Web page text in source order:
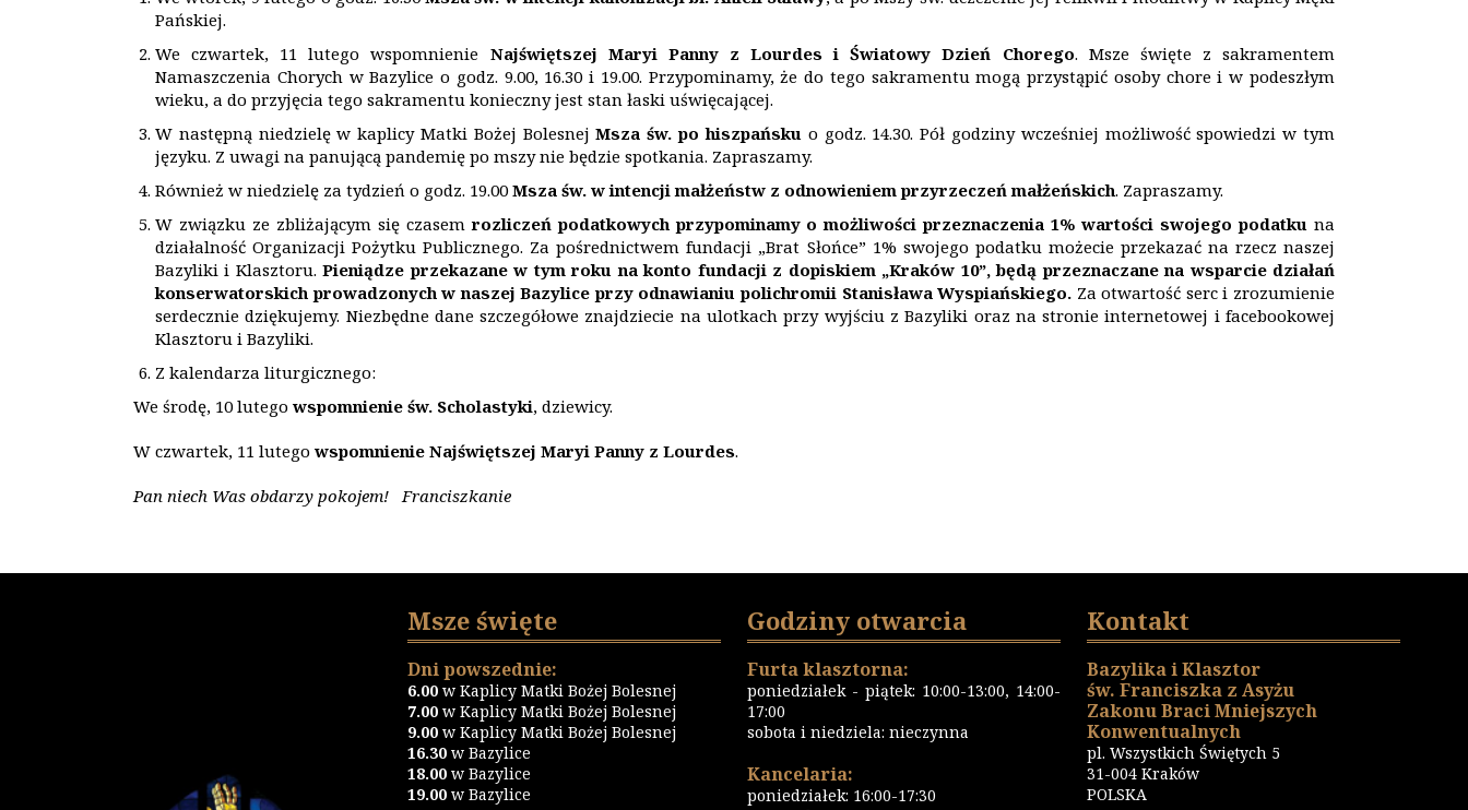
Pańskiej.
We czwartek, 11 lutego wspomnienie Najświętszej Maryi Panny z Lourdes i Światowy Dzień Chorego. Msze święte z sakramentem
Namaszczenia Chorych w Bazylice o godz. 9.00, 16.30 i 19.00. Przypominamy, że do tego sakramentu mogą przystąpić osoby chore i w podeszłym
wieku, a do przyjęcia tego sakramentu konieczny jest stan łaski uświęcającej.
W następną niedzielę w kaplicy Matki Bożej BolesnejMsza św. po hiszpańskuo godz. 14.30. Pół godziny wcześniej możliwość spowiedzi w tym
języku. Z uwagi na panującą pandemię po mszy nie będzie spotkania. Zapraszamy.
Również w niedzielę za tydzień o godz. 19.00 Msza św. w intencji małżeństw z odnowieniem przyrzeczeń małżeńskich. Zapraszamy.
W związku ze zbliżającym się czasemrozliczeńpodatkowych przypominamy o możliwości przeznaczenia 1% wartości swojego podatku na
działalność Organizacji Pożytku Publicznego. Za pośrednictwem fundacji „Brat Słońce” 1% swojego podatku możecie przekazać na rzecz naszej
Bazyliki i Klasztoru.Pieniądze przekazane w tym roku na konto fundacji z dopiskiem „Kraków 10”, będąprzeznaczane na wsparcie działań
konserwatorskich prowadzonych w naszej Bazylice przy odnawianiu polichromii Stanisława Wyspiańskiego. Za otwartość serc i zrozumienie
serdecznie dziękujemy. Niezbędne dane szczegółowe znajdziecie na ulotkach przy wyjściu z Bazyliki oraz na stronie internetowej i facebookowej
Klasztoru i Bazyliki.
Z kalendarza liturgicznego:
We środę, 10 lutego wspomnienie św. Scholastyki, dziewicy.
W czwartek, 11 lutego wspomnienie Najświętszej Maryi Panny z Lourdes.
Pan niech Was obdarzy pokojem! Franciszkanie
Msze święte
Dni powszednie:
6.00 w Kaplicy Matki Bożej Bolesnej
7.00 w Kaplicy Matki Bożej Bolesnej
9.00 w Kaplicy Matki Bożej Bolesnej
16.30w Bazylice
18.00w Bazylice
19.00w Bazylice
Godziny otwarcia
Furta klasztorna:
poniedziałek - piątek: 10:00-13:00, 14:00-
17:00
sobota i niedziela: nieczynna
Kancelaria:
poniedziałek: 16:00-17:30
Kontakt
Bazylika i Klasztor
św. Franciszka z Asyżu
Zakonu Braci Mniejszych
Konwentualnych
pl. Wszystkich Świętych 5
31-004 Kraków
POLSKA